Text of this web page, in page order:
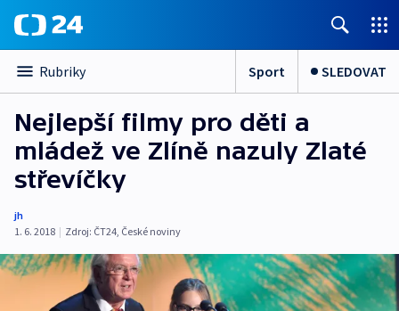
Rubriky Sport SLEDOVAT
Nejlepší filmy pro děti a
mládež ve Zlíně nazuly Zlaté
střevíčky
jh
1. 6. 2018 | Zdroj: ČT24, České noviny